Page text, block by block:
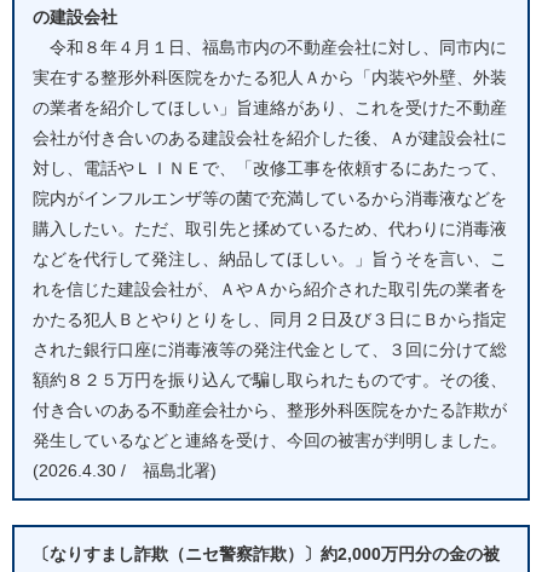
の建設会社
令和８年４月１日、福島市内の不動産会社に対し、同市内に
実在する整形外科医院をかたる犯人Ａから「内装や外壁、外装
の業者を紹介してほしい」旨連絡があり、これを受けた不動産
会社が付き合いのある建設会社を紹介した後、Ａが建設会社に
対し、電話やＬＩＮＥで、「改修工事を依頼するにあたって、
院内がインフルエンザ等の菌で充満しているから消毒液などを
購入したい。ただ、取引先と揉めているため、代わりに消毒液
などを代行して発注し、納品してほしい。」旨うそを言い、こ
れを信じた建設会社が、ＡやＡから紹介された取引先の業者を
かたる犯人Ｂとやりとりをし、同月２日及び３日にＢから指定
された銀行口座に消毒液等の発注代金として、３回に分けて総
額約８２５万円を振り込んで騙し取られたものです。その後、
付き合いのある不動産会社から、整形外科医院をかたる詐欺が
発生しているなどと連絡を受け、今回の被害が判明しました。
(2026.4.30 / 福島北署)
〔なりすまし詐欺（ニセ警察詐欺）〕約2,000万円分の金の被